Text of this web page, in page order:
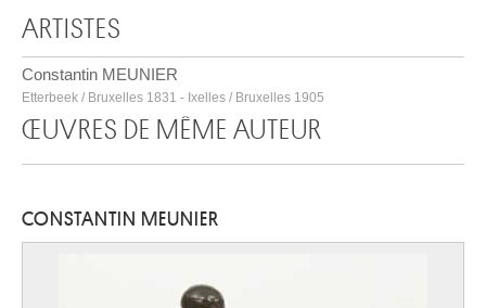
ARTISTES
Constantin MEUNIER
Etterbeek / Bruxelles 1831 - Ixelles / Bruxelles 1905
ŒUVRES DE MÊME AUTEUR
CONSTANTIN MEUNIER